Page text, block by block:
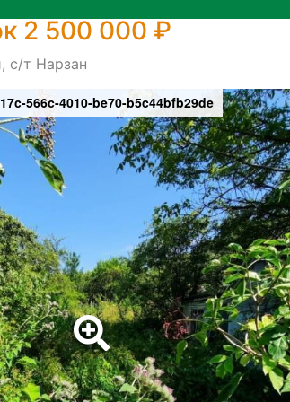
2 500 000 ₽
с/т Нарзан
566c-4010-be70-b5c44bfb29de